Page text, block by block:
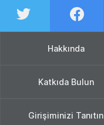
Hakkında
Katkıda Bulun
Girişiminizi Tanıtın